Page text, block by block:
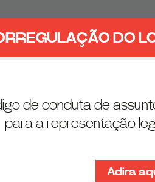
DO
de conduta de
para a representação
Adira